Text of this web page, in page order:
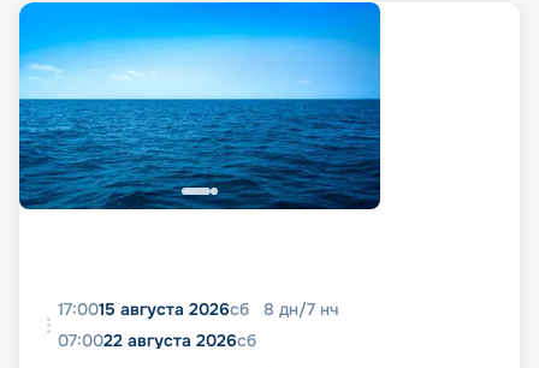
17:0015 августа 2026сб 8 дн/7 нч
07:0022 августа 2026сб